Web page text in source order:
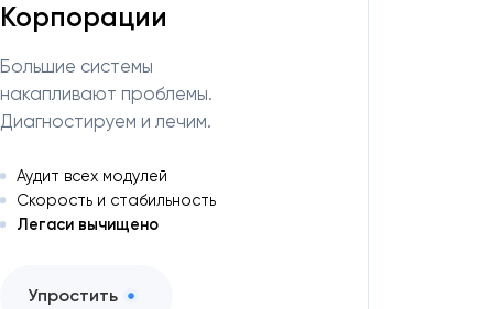
Корпорации
Большие системы
накапливают проблемы.
Диагностируем и лечим.
Аудит всех модулей
Скорость и стабильность
Легаси вычищено
Упростить